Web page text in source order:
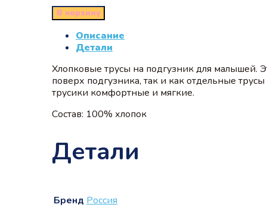
В корзину
Описание
Детали
Хлопковые трусы на подгузник для малышей.
поверх подгузника, так и как отдельные
трусики комфортные и мягкие.
Состав: 100% хлопок
Детали
Бренд Россия